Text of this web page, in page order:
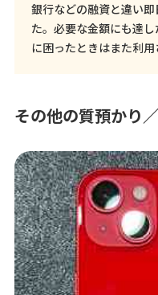
銀行などの融資と違い
た。必要な金額にも達
に困ったときはまた利用
その他の質預かり